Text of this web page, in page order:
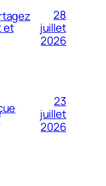
et
28
juillet
2026
23
juillet
2026